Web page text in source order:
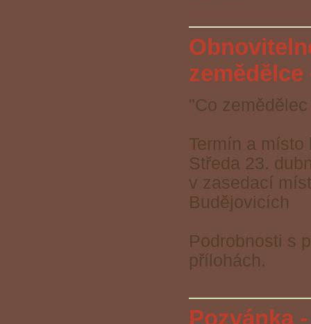
"Co
Termín a místo
Středa 23.
v zasedací
Budějovicích
Podrobnosti s
přílohách.
Pozvánka